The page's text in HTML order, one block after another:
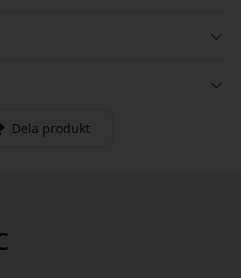
Dela produkt